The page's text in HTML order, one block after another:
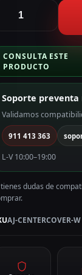
CONSULTA ESTE
PRODUCTO
Soporte preventa
Validamos
911 413 363
L-V 10:00–19:00
dudas de
AJ-CENTERCOVER-W